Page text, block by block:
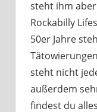
steht ihm
Rockabilly
50er Jahre
steht nicht
außerdem
findest du